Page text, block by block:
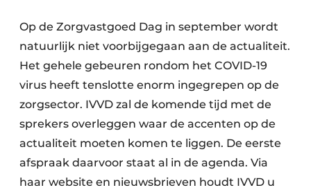
Op de Zorgvastgoed Dag in september wordt
natuurlijk niet voorbijgegaan aan de actualiteit.
Het gehele gebeuren rondom het COVID-19
virus heeft tenslotte enorm ingegrepen op de
zorgsector. IVVD zal de komende tijd met de
sprekers overleggen waar de accenten op de
actualiteit moeten komen te liggen. De eerste
afspraak daarvoor staat al in de agenda. Via
haar website en nieuwsbrieven houdt IVVD u